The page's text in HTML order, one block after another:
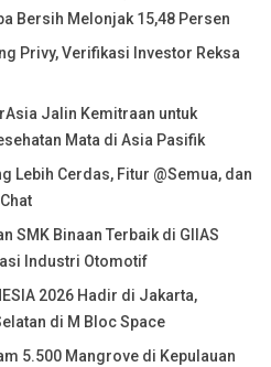
Bersih Melonjak 15,48 Persen
Privy, Verifikasi Investor Reksa
Jalin Kemitraan untuk
Mata di Asia Pasifik
Lebih Cerdas, Fitur @Semua, dan
SMK Binaan Terbaik di GIIAS
Industri Otomotif
2026 Hadir di Jakarta,
di M Bloc Space
5.500 Mangrove di Kepulauan